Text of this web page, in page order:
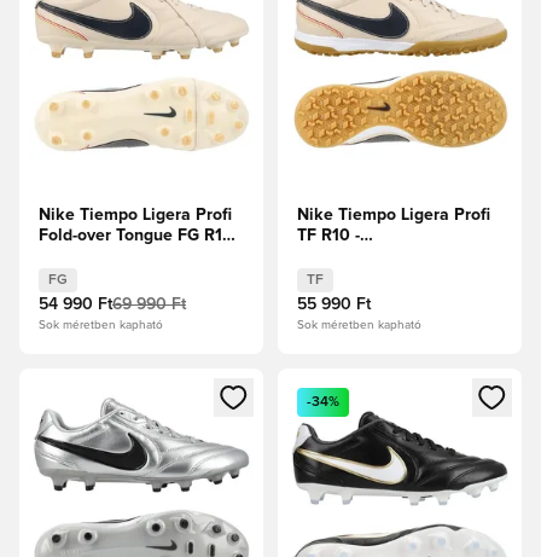
Nike Tiempo Ligera Profi
Fold-over Tongue FG R10 -
obszidián Limitált kiadás
FG
54 990 Ft69 990 Ft
Sok méretben kapható
Nike Tiempo Ligera Profi
TF R10 -
obszidián Limitált kiadás
TF
55 990 Ft
Sok méretben kapható
Megnyit egy modált a bejelentkezéshez vagy a tagként
Megnyit egy modált a
-34%